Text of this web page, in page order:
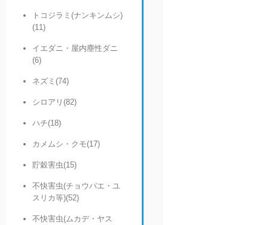
トコジラミ(ナンキンムシ)
(11)
イエダニ・屋内塵性ダニ
(6)
ネズミ(74)
シロアリ(82)
ハチ(18)
カメムシ・クモ(17)
貯穀害虫(15)
不快害虫(チョウバエ・ユ
スリカ等)(52)
不快害虫(ムカデ・ヤス